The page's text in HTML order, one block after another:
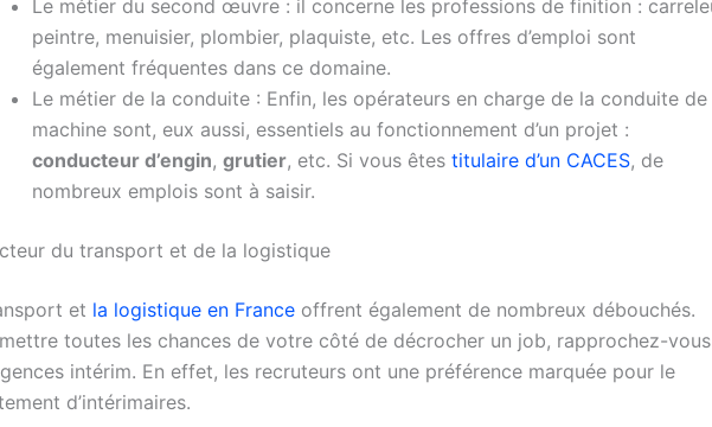
Le métier du second œuvre : il concerne les professions de finition :
peintre, menuisier, plombier, plaquiste, etc. Les offres d’emploi sont
également fréquentes dans ce domaine.
Le métier de la conduite : Enfin, les opérateurs en charge de la conduite de
machine sont, eux aussi, essentiels au fonctionnement d’un projet :
conducteur d’engin, grutier, etc. Si vous êtes titulaire d’un CACES, de
nombreux emplois sont à saisir.
du transport et de la logistique
et la logistique en France offrent également de nombreux débouchés.
toutes les chances de votre côté de décrocher un job, rapprochez-vous
intérim. En effet, les recruteurs ont une préférence marquée pour le
d’intérimaires.